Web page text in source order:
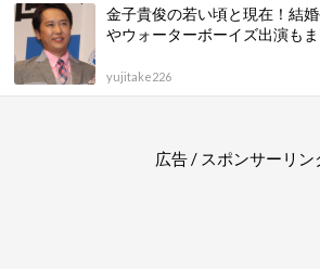
金子貴俊の若い頃と現在！結
やウォーターボーイズ出演も
yujitake226
広告 / スポンサーリン